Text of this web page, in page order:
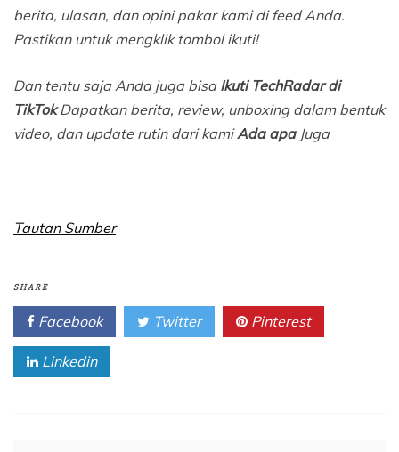
berita, ulasan, dan opini pakar kami di feed Anda.
Pastikan untuk mengklik tombol ikuti!
Dan tentu saja Anda juga bisa Ikuti TechRadar di
TikTokDapatkan berita, review, unboxing dalam bentuk
video, dan update rutin dari kamiAda apaJuga
Tautan Sumber
SHARE
Facebook Twitter Pinterest
Linkedin